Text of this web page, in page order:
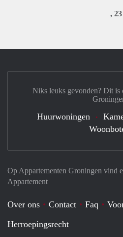
,
Op Appartementen Groningen vind
Appartement
Over ons Contact Faq
Herroepingsrecht
Niks leuks gevonden? Dit is
Huurwoningen